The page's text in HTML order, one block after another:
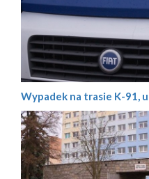
Wypadek na trasie K-91,